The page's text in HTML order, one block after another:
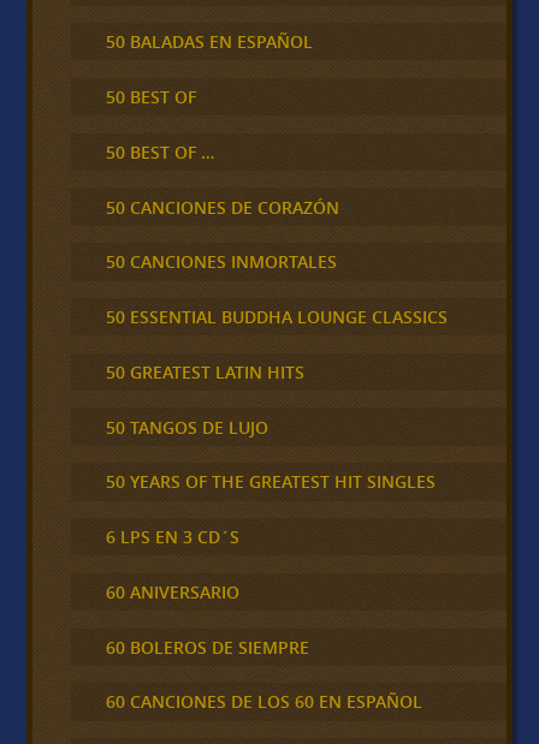
50 BALADAS EN ESPAÑOL
50 BEST OF
50 BEST OF …
50 CANCIONES DE CORAZÓN
50 CANCIONES INMORTALES
50 ESSENTIAL BUDDHA LOUNGE CLASSICS
50 GREATEST LATIN HITS
50 TANGOS DE LUJO
50 YEARS OF THE GREATEST HIT SINGLES
6 LPS EN 3 CD´S
60 ANIVERSARIO
60 BOLEROS DE SIEMPRE
60 CANCIONES DE LOS 60 EN ESPAÑOL